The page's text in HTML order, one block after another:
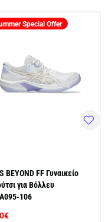
Special Offer
BEYOND FF Γυναικείο
για Βόλλευ
106